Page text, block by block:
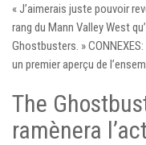
« J’aimerais juste pouvoir
rang du Mann Valley West
Ghostbusters. »
un premier aperçu de
The
ramènera